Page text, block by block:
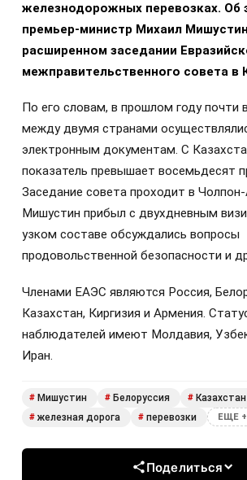
железнодорожных перевозках. Об
премьер-министр Михаил
расширенном заседании
межправительственного совета в
По его словам, в прошлом году почти
между двумя странами
электронным документам. С
показатель превышает восемьдесят
Заседание совета проходит в
Мишустин прибыл с двухдневным
узком составе обсуждались вопросы
продовольственной безопасности и
Членами ЕАЭС являются Россия,
Казахстан, Киргизия и Армения.
наблюдателей имеют Молдавия,
Иран.
# Мишустин # Белоруссия # Казахстан
# железная дорога # перевозки ЕЩЕ
Поделиться